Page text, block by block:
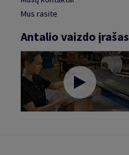
Mus rasite
Antalio vaizdo įrašas